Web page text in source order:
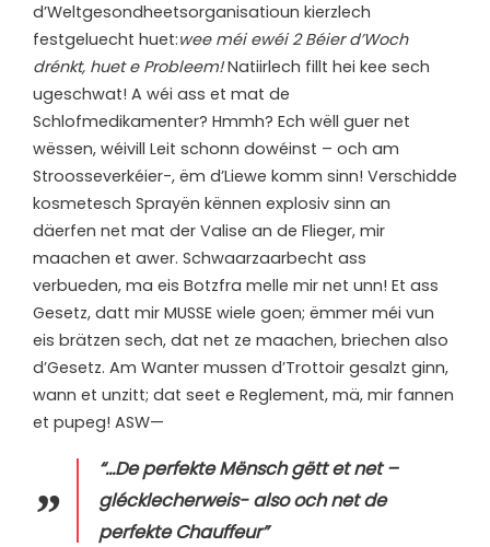
d’Weltgesondheetsorganisatioun kierzlech
festgeluecht huet:wee méi ewéi 2 Béier d’Woch
drénkt, huet e Probleem!Natiirlech fillt hei kee sech
ugeschwat! A wéi ass et mat de
Schlofmedikamenter? Hmmh? Ech wëll guer net
wëssen, wéivill Leit schonn dowéinst – och am
Stroosseverkéier-, ëm d’Liewe komm sinn! Verschidde
kosmetesch Sprayën kënnen explosiv sinn an
däerfen net mat der Valise an de Flieger, mir
maachen et awer. Schwaarzaarbecht ass
verbueden, ma eis Botzfra melle mir net unn! Et ass
Gesetz, datt mir MUSSE wiele goen; ëmmer méi vun
eis brätzen sech, dat net ze maachen, briechen also
d’Gesetz. Am Wanter mussen d’Trottoir gesalzt ginn,
wann et unzitt; dat seet e Reglement, mä, mir fannen
et pupeg! ASW—
“…De perfekte Mënsch gëtt et net –
glécklecherweis- also och net de
perfekte Chauffeur”